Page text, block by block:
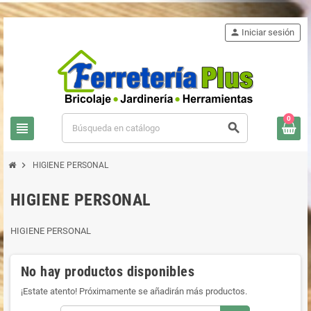
view_headline search
person Iniciar sesión
0
chevron_right HIGIENE PERSONAL
HIGIENE PERSONAL
HIGIENE PERSONAL
No hay productos disponibles
¡Estate atento! Próximamente se añadirán más productos.